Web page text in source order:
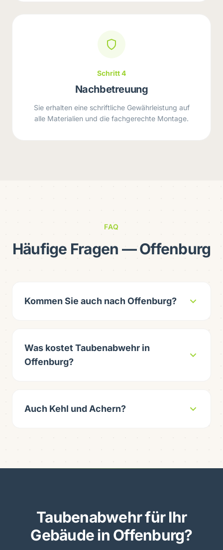
Schritt 4
Nachbetreuung
Sie erhalten eine schriftliche Gewährleistung auf
alle Materialien und die fachgerechte Montage.
FAQ
Häufige Fragen — Offenburg
Kommen Sie auch nach Offenburg?
Was kostet Taubenabwehr in
Offenburg?
Auch Kehl und Achern?
Taubenabwehr für Ihr
Gebäude in Offenburg?